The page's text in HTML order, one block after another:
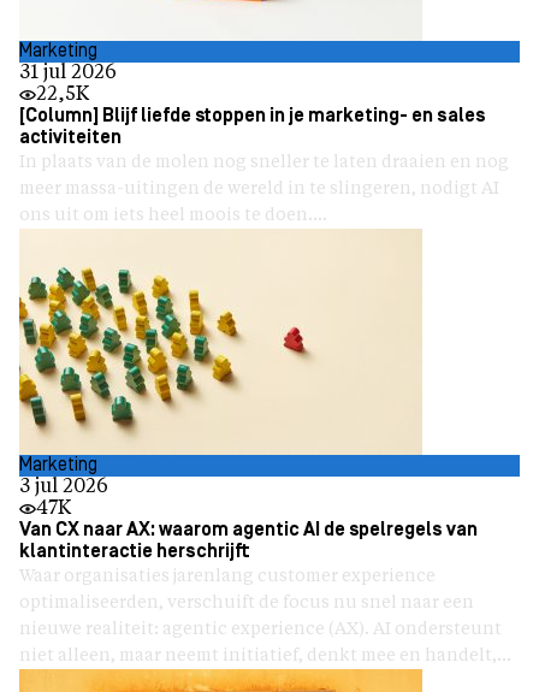
Marketing
31 jul 2026
22,5K
[Column] Blijf liefde stoppen in je marketing- en sales
activiteiten
In plaats van de molen nog sneller te laten draaien en nog
meer massa-uitingen de wereld in te slingeren, nodigt AI
ons uit om iets heel moois te doen....
Marketing
3 jul 2026
47K
Van CX naar AX: waarom agentic AI de spelregels van
klantinteractie herschrijft
Waar organisaties jarenlang customer experience
optimaliseerden, verschuift de focus nu snel naar een
nieuwe realiteit: agentic experience (AX). AI ondersteunt
niet alleen, maar neemt initiatief, denkt mee en handelt,...